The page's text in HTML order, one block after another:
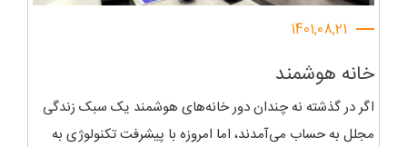
1401,08,21
خانه هوشمند
اگر در گذشته نه چندان دور خانه‌های هوشمند یک سبک زندگی
مجلل به حساب می‌آمدند، اما امروزه با پیشرفت تکنولوژی به